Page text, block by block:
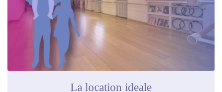
La location ideale